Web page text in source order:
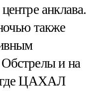
анклава.
также
и на
где ЦАХАЛ